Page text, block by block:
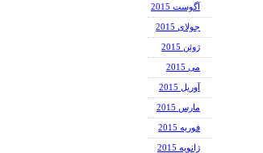
آگوست 2015
جولای 2015
ژوئن 2015
می 2015
آوریل 2015
مارس 2015
فوریه 2015
ژانویه 2015